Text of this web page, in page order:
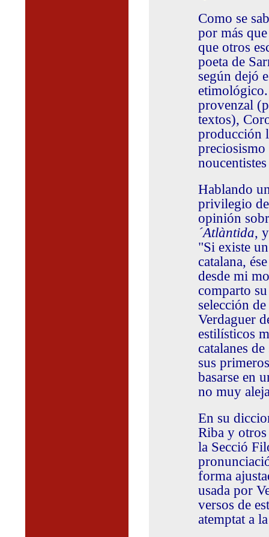
Como se
por más
que otros
poeta de
según dejó
provenzal
textos),
producción
Hablando
privilegio
opinión
´Atlàntida,
"Si existe
catalana,
desde mi
comparto
selección
Verdaguer
estilísticos
catalanes
sus
basarse en
no muy
En su
Riba y
la Secció
forma
usada por
versos de
atemptat a